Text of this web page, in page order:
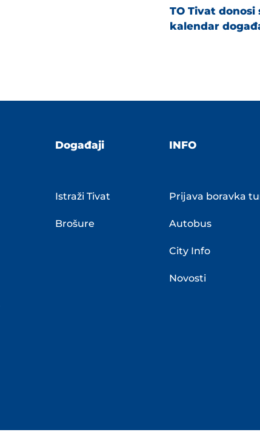
TO Tivat donosi
kalendar
Događaji
Istraži Tivat
Brošure
INFO
Prijava boravka
Autobus
City Info
Novosti